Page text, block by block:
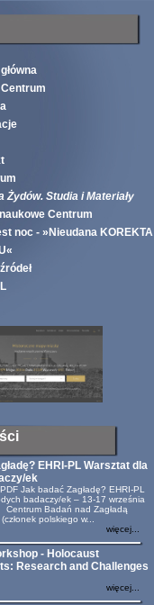
Centrum
Żydów. Studia i Materiały
Centrum
noc - »Nieudana KOREKTA
EHRI-PL Warsztat dla
ek
Jak badać Zagładę? EHRI-PL
badaczy/ek – 13-17 września
Badań nad Zagładą
polskiego w...
więcej...
- Holocaust
Research and Challenges
więcej...